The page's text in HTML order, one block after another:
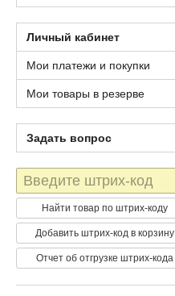
Личный кабинет
Мои платежи и покупки
Мои товары в резерве
Задать вопрос
Штрих-
код
Найти товар по штрих-коду
Добавить штрих-код в корзину
Отчет об отгрузке штрих-кода